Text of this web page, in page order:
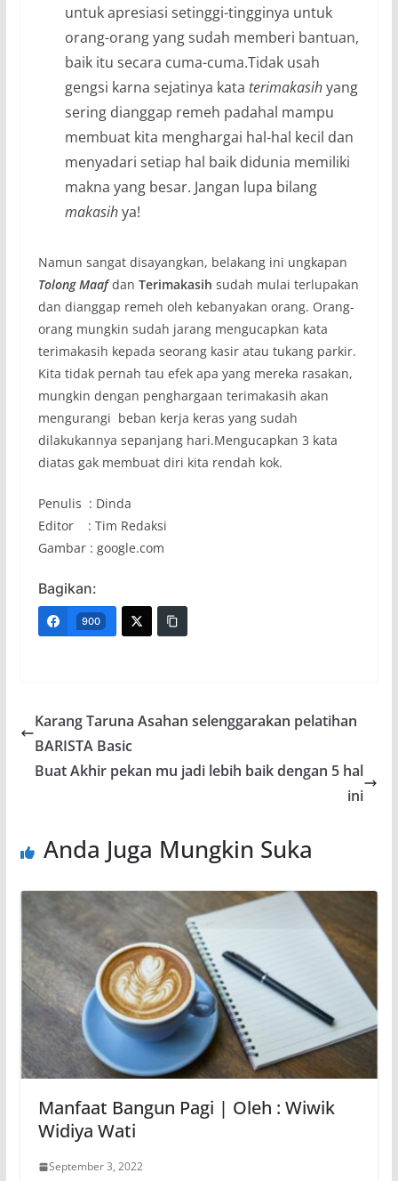
untuk apresiasi setinggi-tingginya untuk
orang-orang yang sudah memberi bantuan,
baik itu secara cuma-cuma.Tidak usah
gengsi karna sejatinya kata terimakasihyang
sering dianggap remeh padahal mampu
membuat kita menghargai hal-hal kecil dan
menyadari setiap hal baik didunia memiliki
makna yang besar. Jangan lupa bilang
makasihya!
Namun sangat disayangkan, belakang ini ungkapan
Tolong Maafdan Terimakasih sudah mulai terlupakan
dan dianggap remeh oleh kebanyakan orang. Orang-
orang mungkin sudah jarang mengucapkan kata
terimakasih kepada seorang kasir atau tukang parkir.
Kita tidak pernah tau efek apa yang mereka rasakan,
mungkin dengan penghargaan terimakasih akan
mengurangi beban kerja keras yang sudah
dilakukannya sepanjang hari.Mengucapkan 3 kata
diatas gak membuat diri kita rendah kok.
Penulis : Dinda
Editor : Tim Redaksi
Gambar : google.com
Bagikan:
900
Karang Taruna Asahan selenggarakan pelatihan
BARISTA Basic
Buat Akhir pekan mu jadi lebih baik dengan 5 hal
ini
Anda Juga Mungkin Suka
Manfaat Bangun Pagi | Oleh : Wiwik
Widiya Wati
September 3, 2022